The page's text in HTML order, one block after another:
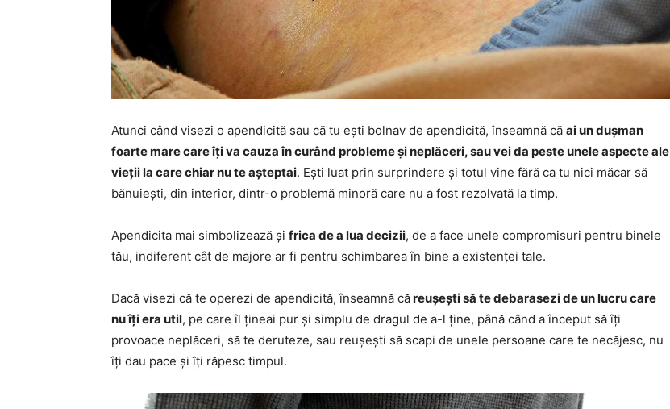
Atunci când visezi o apendicită sau că tu ești bolnav de apendicită, înseamnă că ai un dușman
foarte mare care îți va cauza în curând probleme și neplăceri, sau vei da peste unele aspecte ale
vieții la care chiar nu te așteptai. Ești luat prin surprindere și totul vine fără ca tu nici măcar să
bănuiești, din interior, dintr-o problemă minoră care nu a fost rezolvată la timp.
Apendicita mai simbolizează și frica de a lua decizii, de a face unele compromisuri pentru binele
tău, indiferent cât de majore ar fi pentru schimbarea în bine a existenței tale.
Dacă visezi că te operezi de apendicită, înseamnă căreușești să te debarasezi de un lucru care
nu îți era util, pe care îl țineai pur și simplu de dragul de a-l ține, până când a început să îți
provoace neplăceri, să te deruteze, sau reușești să scapi de unele persoane care te necăjesc, nu
îți dau pace și îți răpesc timpul.